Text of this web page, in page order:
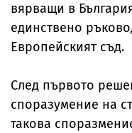
вярващи в
единствено
Европейският съд.
След първото
споразумение на
такова